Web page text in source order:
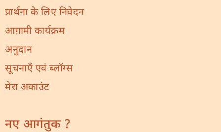
प्रार्थना के लिए निवेदन
आग़ामी कार्यक्रम
अनुदान
सूचनाएँ एवं ब्लॉग्स
मेरा अकाउंट
नए आगंतुक ?